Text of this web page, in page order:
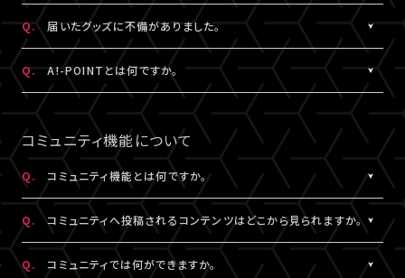
なお、支払番号は支払期限内であれば、「マイページ」内「グッズ購
入情報」にも記載されておりますので、ご確認ください。
確認ください。
※「決済完了のお知らせ」メールが届いていない場合は、「マイペ
ージ」内「グッズ購入情報」をご確認ください。
「決済完了のお知らせ」メールが2通以上届いた場合、誤ってグッズ
を重複してご購入されている可能性がございます。
詳細を記載のうえ、
こちらよりご連絡ください。
Q. 届いたグッズに不備がありました。
お手数ですが、詳細を記載のうえ、商品到着後14日以内に下記よ
りお問い合わせください。
グッズ配送・お届け済み商品に関して
【A!SMART お問い合わせ窓口】
https://www.asmart.jp/support
Q. A!-POINTとは何ですか。
A.
A!-POINTとは、一部のA!-IDサービスで使える・貯める事ができる
ポイントサービスです。
商品代金(税込)の1％がポイントとなり、商品代金以外の送料/手
数料については、ポイント付与対象外です。
A!-POINTは商品の発送後、約2週間で加算されます。
ポイントの残高、有効期限、付与履歴については
A!-IDサイト
にロ
グイン後、マイページよりご確認いただけます。
なお、LIVESHIPでのポイント利用はできません。A!-POINT・A!-ID
コミュニティ機能について
Q. コミュニティ機能とは何ですか。
A.
配信視聴ページに投稿される期間限定コンテンツをお楽しみいた
だける機能です。
コミュニティ機能が提供されている配信に限り、対象の視聴チケッ
トを購入したユーザーのみがご利用・閲覧することができます。
Q. コミュニティへ投稿されるコンテンツはどこから見られますか。
A.
対象の視聴チケットを購入したA!-ID（メールアドレス）とパスワー
ドでログインのうえ、配信視聴ページ内「スペシャル」から閲覧する
Q. コミュニティでは何ができますか。